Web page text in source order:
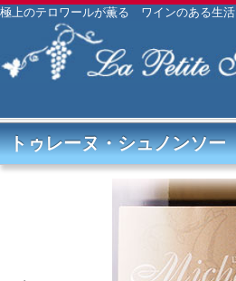
極上のテロワールが薫る ワインのある生活